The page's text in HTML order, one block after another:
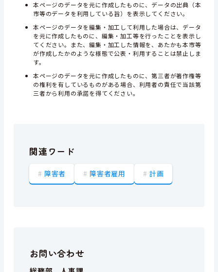
本ページのデータを元に作成したものに、データの出典（本
市等のデータを利用している旨）を表示してください。
本ページのデータを編集・加工して利用した場合は、データ
を元に作成したものに、編集・加工等を行ったことを表示し
てください。また、編集・加工した情報を、あたかも本市等
が作成したかのような様態で公表・利用することは禁止しま
す。
本ページのデータを元に作成したものに、第三者が著作権等
の権利を有しているものがある場合、利用者の責任で当該第
三者から利用の承諾を得てください。
関連ワード
障害者 障害者雇用 計画
お問い合わせ